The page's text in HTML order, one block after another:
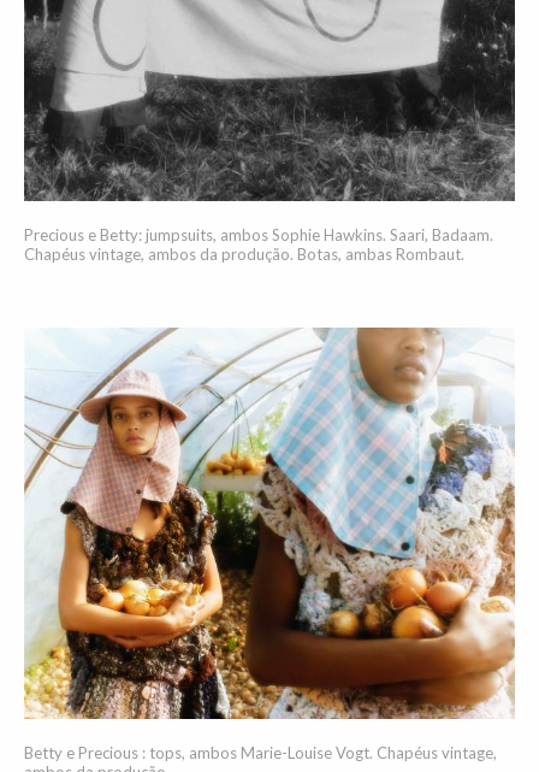
Precious e Betty: jumpsuits, ambos Sophie Hawkins. Saari, Badaam.
Chapéus vintage, ambos da produção. Botas, ambas Rombaut.
Betty e Precious : tops, ambos Marie-Louise Vogt. Chapéus vintage,